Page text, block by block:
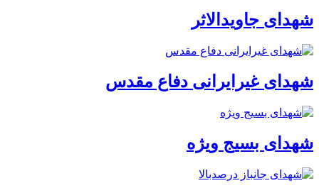
شهدای جاویدالاثر
شهدای غیرایرانی دفاع مقدس
شهدای بسیج ویژه